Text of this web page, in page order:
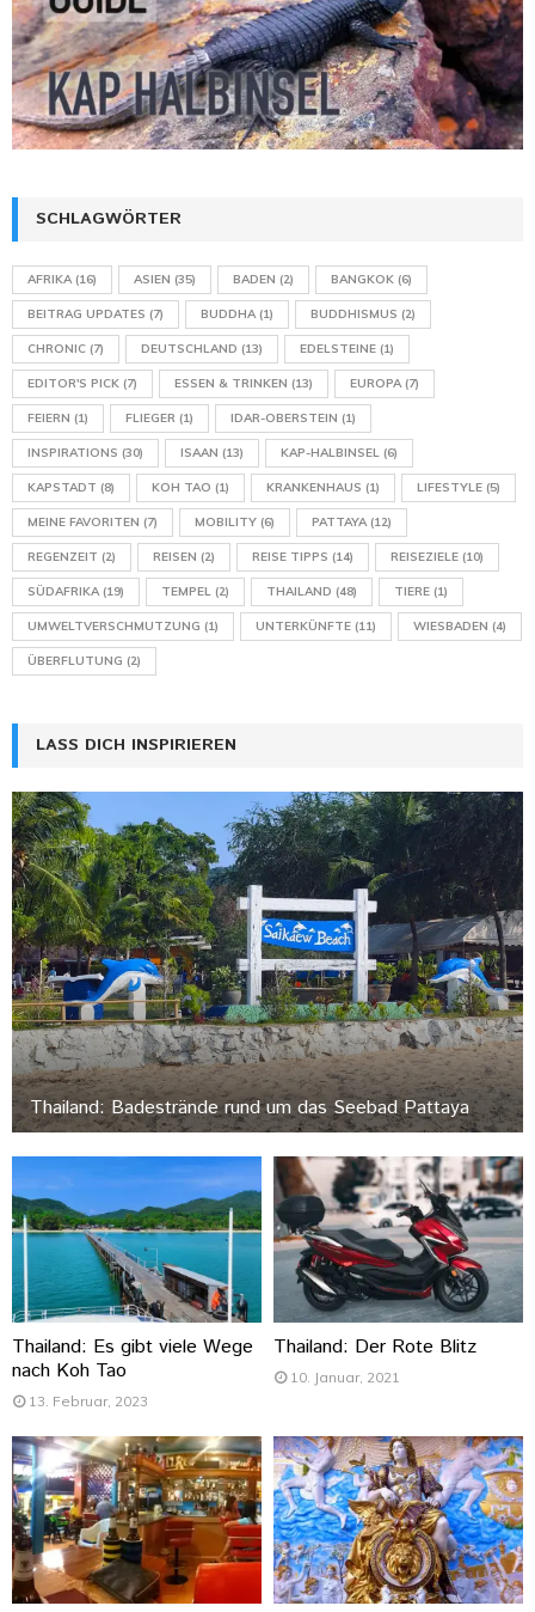
SCHLAGWÖRTER
AFRIKA(16) ASIEN (35) BADEN (2) BANGKOK (6)
BEITRAG UPDATES (7) BUDDHA(1) BUDDHISMUS (2)
CHRONIC (7) DEUTSCHLAND (13) EDELSTEINE (1)
EDITOR'S PICK (7) ESSEN & TRINKEN (13) EUROPA(7)
FEIERN (1) FLIEGER (1) IDAR-OBERSTEIN (1)
INSPIRATIONS (30) ISAAN (13) KAP-HALBINSEL (6)
KAPSTADT (8) KOH TAO (1) KRANKENHAUS (1) LIFESTYLE (5)
MEINE FAVORITEN (7) MOBILITY (6) PATTAYA(12)
REGENZEIT (2) REISEN (2) REISE TIPPS (14) REISEZIELE (10)
SÜDAFRIKA(19) TEMPEL (2) THAILAND (48) TIERE (1)
UMWELTVERSCHMUTZUNG (1) UNTERKÜNFTE (11) WIESBADEN (4)
ÜBERFLUTUNG (2)
LASS DICH INSPIRIEREN
Thailand: Badestrände rund um das Seebad Pattaya
Thailand: Es gibt viele Wege
nach Koh Tao
13. Februar, 2023
Thailand: Der Rote Blitz
10. Januar, 2021